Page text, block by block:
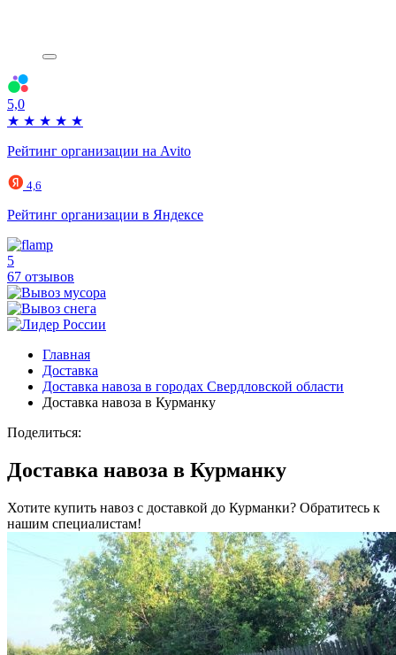
5,0
★ ★ ★ ★ ★
Рейтинг организации на Avito
4,6
Рейтинг организации в Яндексе
5
67 отзывов
Главная
Доставка
Доставка навоза в городах Свердловской области
Доставка навоза в Курманку
Поделиться:
Доставка навоза в Курманку
Хотите купить навоз с доставкой до Курманки? Обратитесь к
нашим специалистам!